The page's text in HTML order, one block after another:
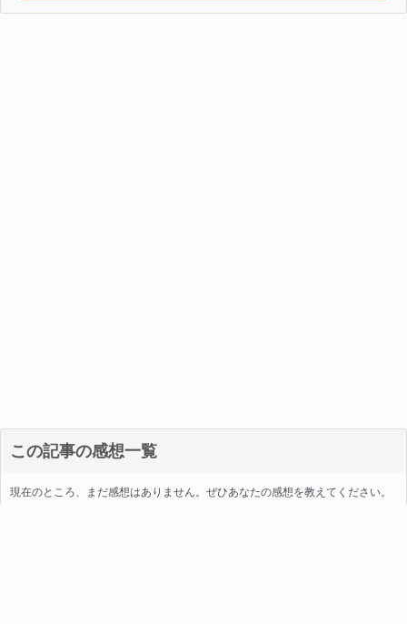
この記事の感想一覧
現在のところ、まだ感想はありません。ぜひあなたの感想を教えてください。